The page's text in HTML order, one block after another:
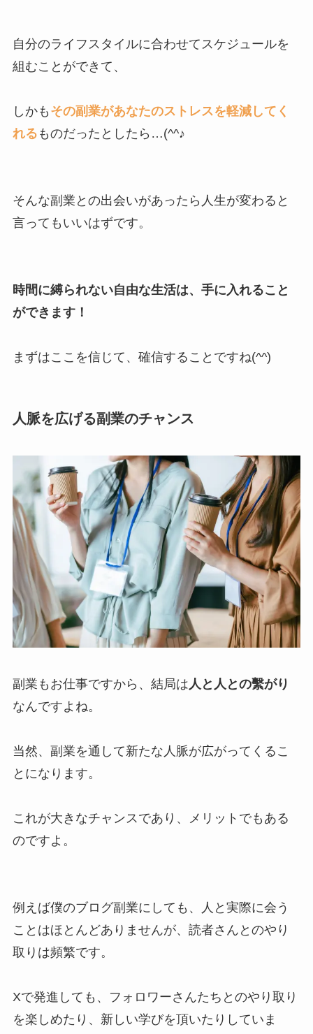
自分のライフスタイルに合わせてスケジュールを
組むことができて、
しかも その副業があなたのストレスを軽減してく
れる ものだったとしたら…(^^♪
そんな副業との出会いがあったら人生が変わると
言ってもいいはずです。
時間に縛られない自由な生活は、手に入れること
ができます！
まずはここを信じて、確信することですね(^^)
人脈を広げる副業のチャンス
副業もお仕事ですから、結局は人と人との繫がり
なんですよね。
当然、副業を通して新たな人脈が広がってくるこ
とになります。
これが大きなチャンスであり、メリットでもある
のですよ。
例えば僕のブログ副業にしても、人と実際に会う
ことはほとんどありませんが、読者さんとのやり
取りは頻繁です。
Xで発進しても、フォロワーさんたちとのやり取り
を楽しめたり、新しい学びを頂いたりしていま